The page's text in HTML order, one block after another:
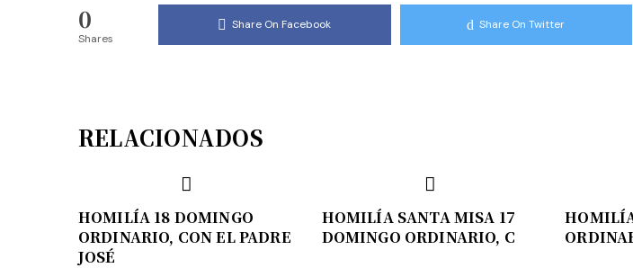
0
Shares
Share On Facebook Share On Twitter
RELACIONADOS
HOMILÍA 18 DOMINGO
ORDINARIO, CON EL PADRE
JOSÉ
HOMILÍA SANTA MISA 17
DOMINGO ORDINARIO, C